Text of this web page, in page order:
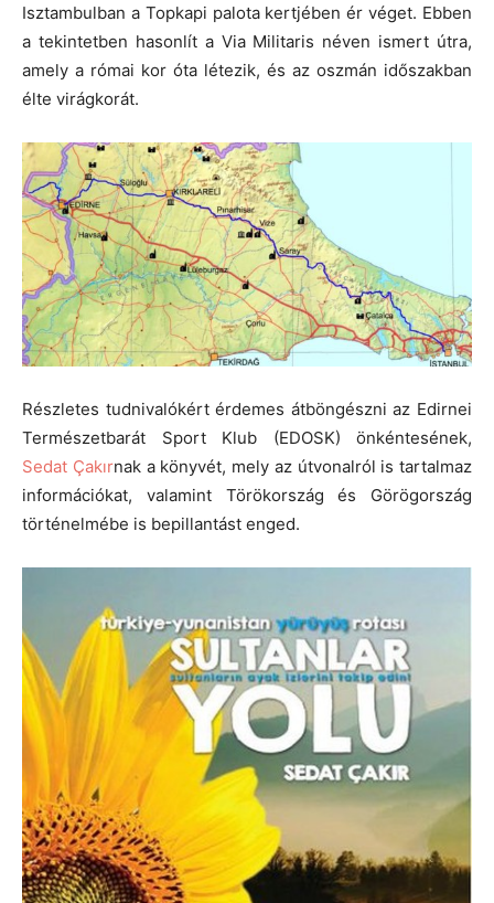
Isztambulban a Topkapi palota kertjében ér véget. Ebben
a tekintetben hasonlít a Via Militaris néven ismert útra,
amely a római kor óta létezik, és az oszmán időszakban
élte virágkorát.
Részletes tudnivalókért érdemes átböngészni az Edirnei
Természetbarát Sport Klub (EDOSK) önkéntesének,
Sedat Çakırnak a könyvét, mely az útvonalról is tartalmaz
információkat, valamint Törökország és Görögország
történelmébe is bepillantást enged.